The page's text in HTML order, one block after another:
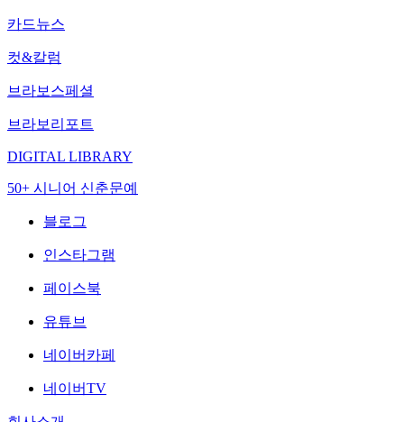
카드뉴스
컷&칼럼
브라보스페셜
브라보리포트
DIGITAL LIBRARY
50+ 시니어 신춘문예
블로그
인스타그램
페이스북
유튜브
네이버카페
네이버TV